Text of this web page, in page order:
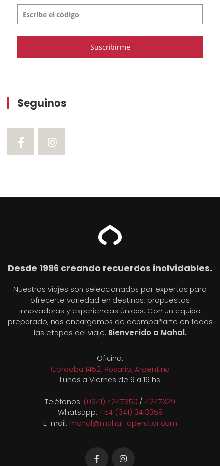
Escribe el código
Seguinos
Desde 1996 creando recuerdos inolvidables.
Nuestros viajes son seleccionados por expertos para
ofrecerte variedad en destinos, propuestas
innovadoras y experiencias únicas. Con un equipo
preparado, nos encargamos de acompañarte en todas
las etapas del viaje. Bienvenido a Mahal.
Oficina:
Córdoba 1452, Rosario, Argentina
Lunes a Viernes de 9 a 16 hs
Teléfonos: (0341) 4247350 / 4247329
Whatsapp: +54 (341) 3413359
E-mail: mahal@mahal-operator.com